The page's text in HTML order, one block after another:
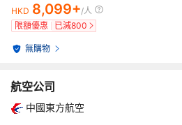
HKD 8,099+/人
限額優惠
已減800
無購物
航空公司
中國東方航空